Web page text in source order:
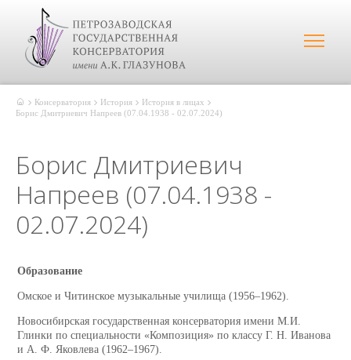
Консерватория История
История в лицах
Борис Дмитриевич Напреев (07.04.1938 - 02.07.2024)
Борис Дмитриевич
Напреев (07.04.1938 -
02.07.2024)
Образование
Омское и Читинское музыкальные училища (1956–1962).
Новосибирская государственная консерватория имени М.И.
Глинки по специальности «Композиция» по классу Г. Н. Иванова
и А. Ф. Яковлева (1962–1967).